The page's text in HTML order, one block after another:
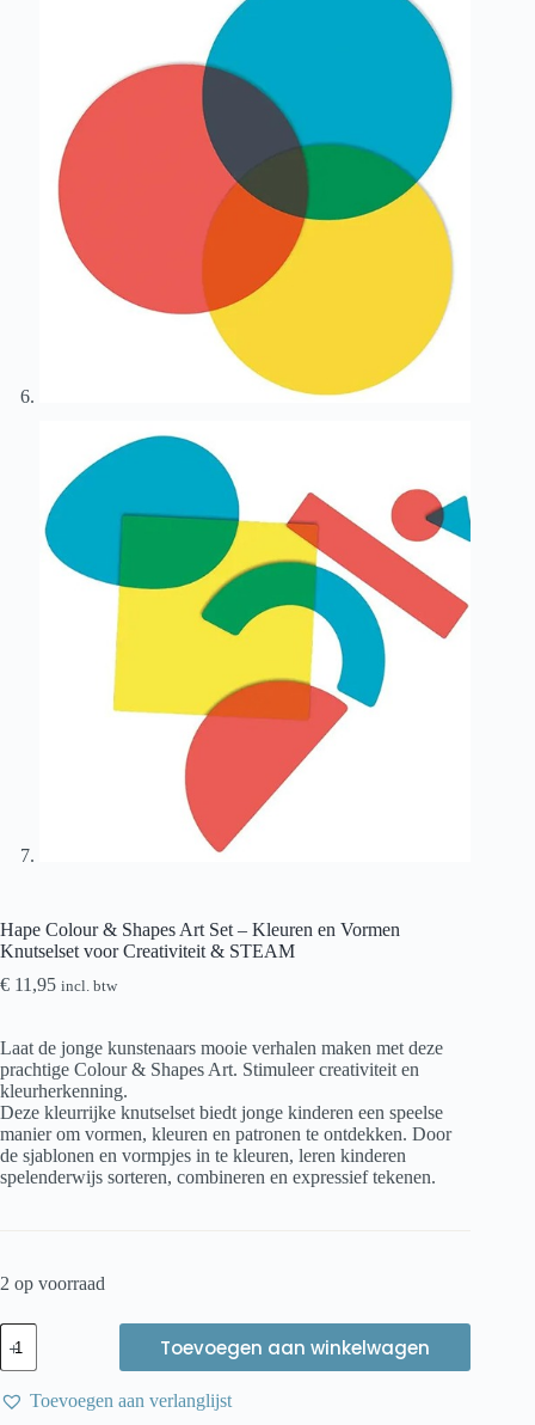
Hape Colour & Shapes Art Set – Kleuren en Vormen
Knutselset voor Creativiteit & STEAM
€ 11,95 incl. btw
Laat de jonge kunstenaars mooie verhalen maken met deze
prachtige Colour & Shapes Art. Stimuleer creativiteit en
kleurherkenning.
Deze kleurrijke knutselset biedt jonge kinderen een speelse
manier om vormen, kleuren en patronen te ontdekken. Door
de sjablonen en vormpjes in te kleuren, leren kinderen
spelenderwijs sorteren, combineren en expressief tekenen.
2 op voorraad
Hape
Colour
&
Shapes
Art
Toevoegen aan winkelwagen
Toevoegen aan verlanglijst